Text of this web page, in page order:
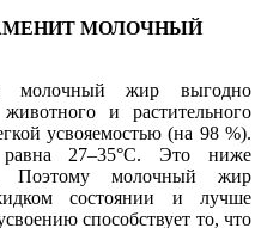
МОЛОЧНЫЙ
молочный жир выгодно
и растительного
усвояемостью (на 98 %).
равна 27–35°С. Это ниже
Поэтому молочный жир
состоянии и лучше
способствует то, что